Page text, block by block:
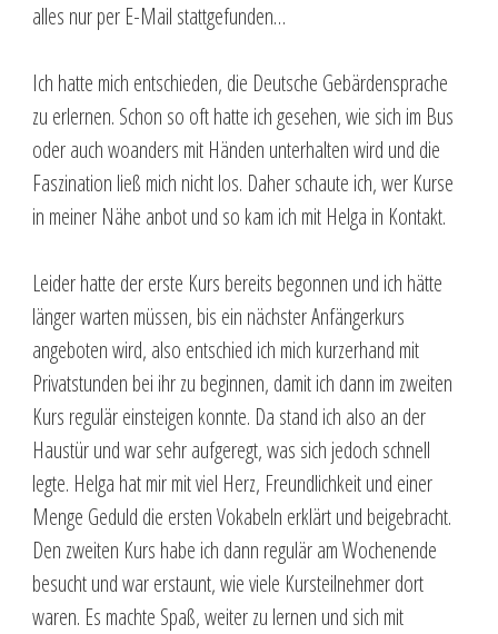
alles nur per E-Mail stattgefunden…
Ich hatte mich entschieden, die Deutsche Gebärdensprache
zu erlernen. Schon so oft hatte ich gesehen, wie sich im Bus
oder auch woanders mit Händen unterhalten wird und die
Faszination ließ mich nicht los. Daher schaute ich, wer Kurse
in meiner Nähe anbot und so kam ich mit Helga in Kontakt.
Leider hatte der erste Kurs bereits begonnen und ich hätte
länger warten müssen, bis ein nächster Anfängerkurs
angeboten wird, also entschied ich mich kurzerhand mit
Privatstunden bei ihr zu beginnen, damit ich dann im zweiten
Kurs regulär einsteigen konnte. Da stand ich also an der
Haustür und war sehr aufgeregt, was sich jedoch schnell
legte. Helga hat mir mit viel Herz, Freundlichkeit und einer
Menge Geduld die ersten Vokabeln erklärt und beigebracht.
Den zweiten Kurs habe ich dann regulär am Wochenende
besucht und war erstaunt, wie viele Kursteilnehmer dort
waren. Es machte Spaß, weiter zu lernen und sich mit